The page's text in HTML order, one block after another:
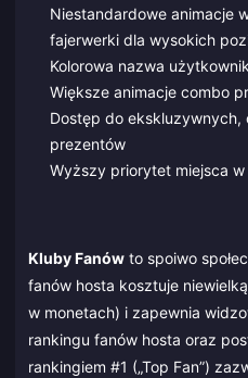
Niestandardowe animacje
fajerwerki dla wysokich
Kolorowa nazwa
Większe animacje combo
Dostęp do
prezentów
Wyższy priorytet miejsca
Kluby Fanów to spoiwo
fanów hosta kosztuje
w monetach) i zapewnia
rankingu fanów hosta oraz
rankingiem #1 („Top Fan”)